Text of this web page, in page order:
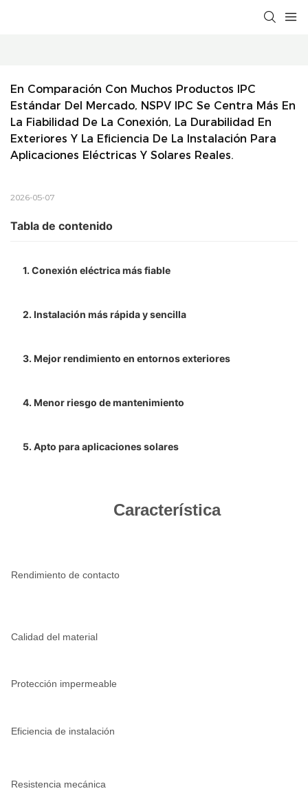
En Comparación Con Muchos Productos IPC
Estándar Del Mercado, NSPV IPC Se Centra Más En
La Fiabilidad De La Conexión, La Durabilidad En
Exteriores Y La Eficiencia De La Instalación Para
Aplicaciones Eléctricas Y Solares Reales.
2026-05-07
Tabla de contenido
1. Conexión eléctrica más fiable
2. Instalación más rápida y sencilla
3. Mejor rendimiento en entornos exteriores
4. Menor riesgo de mantenimiento
5. Apto para aplicaciones solares
Característica
Rendimiento de contacto
Calidad del material
Protección impermeable
Eficiencia de instalación
Resistencia mecánica